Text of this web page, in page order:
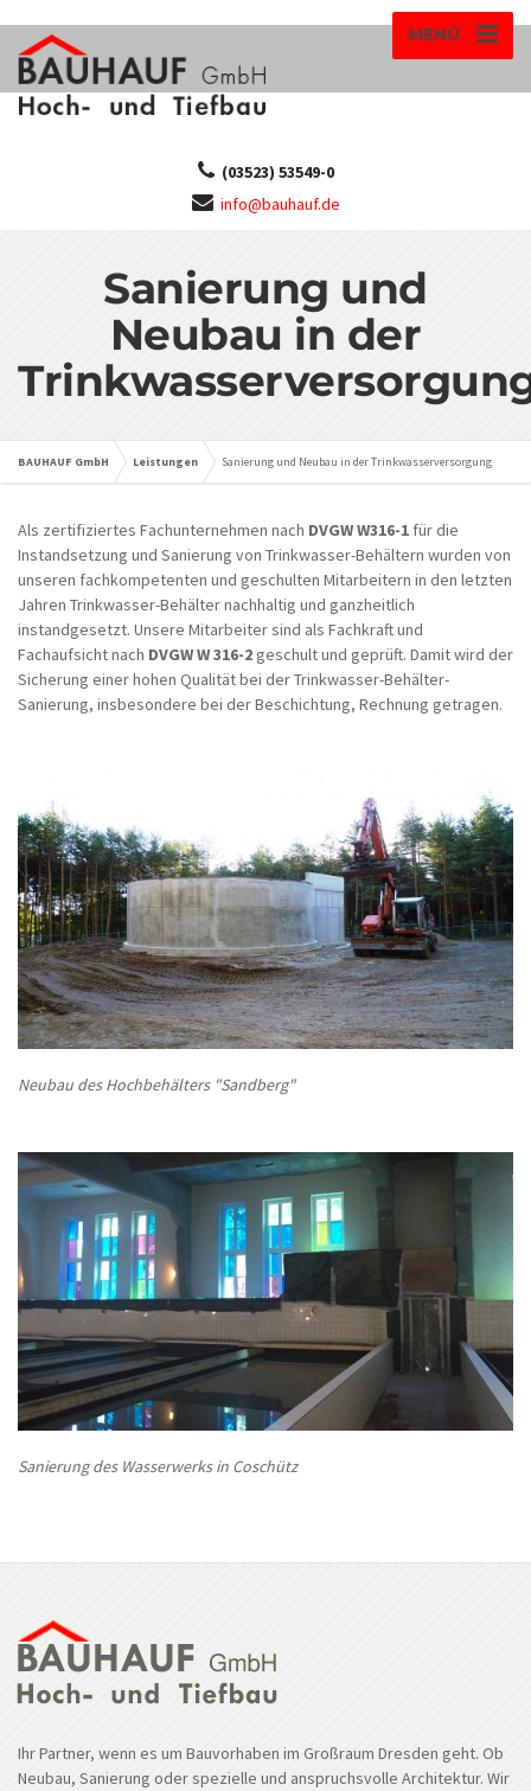
MENÜ
(03523) 53549-0
info@bauhauf.de
Sanierung und
Neubau in der
BAUHAUF GmbH Leistungen Sanierung und Neubau in der Trinkwasserversorgung
Als zertifiziertes Fachunternehmen nach DVGW W316-1 für die
Instandsetzung und Sanierung von Trinkwasser-Behältern wurden von
unseren fachkompetenten und geschulten Mitarbeitern in den letzten
Jahren Trinkwasser-Behälter nachhaltig und ganzheitlich
instandgesetzt. Unsere Mitarbeiter sind als Fachkraft und
Fachaufsicht nach DVGW W 316-2 geschult und geprüft. Damit wird der
Sicherung einer hohen Qualität bei der Trinkwasser-Behälter-
Sanierung, insbesondere bei der Beschichtung, Rechnung getragen.
Neubau des Hochbehälters "Sandberg"
Sanierung des Wasserwerks in Coschütz
Ihr Partner, wenn es um Bauvorhaben im Großraum Dresden geht. Ob
Neubau, Sanierung oder spezielle und anspruchsvolle Architektur. Wir